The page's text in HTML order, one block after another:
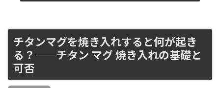
チタンマグを焼き入れすると何が起き
る？——チタン マグ 焼き入れの基礎と
可否